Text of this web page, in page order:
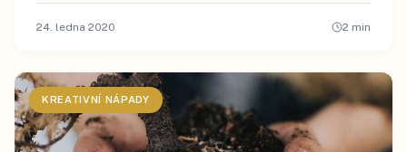
24. ledna 2020 2 min
KREATIVNÍ NÁPADY